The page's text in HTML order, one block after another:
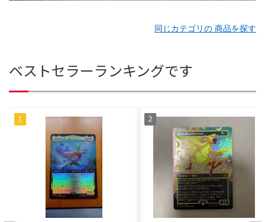
同じカテゴリの 商品を探す
ベストセラーランキングです